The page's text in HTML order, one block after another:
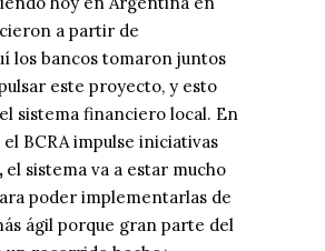
a partir de
los bancos tomaron juntos
este proyecto, y esto
sistema financiero local. En
BCRA impulse iniciativas
el sistema va a estar mucho
poder implementarlas de
ágil porque gran parte del